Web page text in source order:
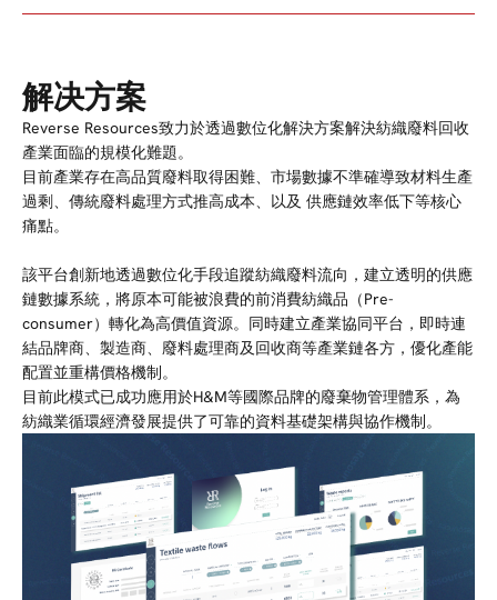
解决方案
Reverse Resources致力於透過數位化解決方案解決紡織廢料回收
產業面臨的規模化難題。
目前產業存在高品質廢料取得困難、市場數據不準確導致材料生產
過剩、傳統廢料處理方式推高成本、以及 供應鏈效率低下等核心
痛點。
該平台創新地透過數位化手段追蹤紡織廢料流向，建立透明的供應
鏈數據系統，將原本可能被浪費的前消費紡織品（Pre-
consumer）轉化為高價值資源。同時建立產業協同平台，即時連
結品牌商、製造商、廢料處理商及回收商等產業鏈各方，優化產能
配置並重構價格機制。
目前此模式已成功應用於H&M等國際品牌的廢棄物管理體系，為
紡織業循環經濟發展提供了可靠的資料基礎架構與協作機制。